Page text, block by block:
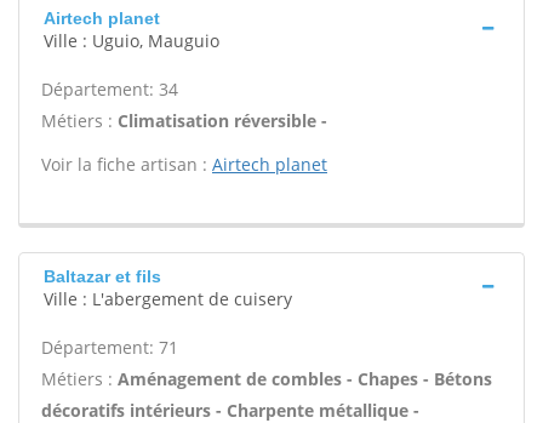
Airtech planet
Ville : Uguio, Mauguio
Département: 34
Métiers : Climatisation réversible -
Voir la fiche artisan : Airtech planet
Baltazar et fils
Ville : L'abergement de cuisery
Département: 71
Métiers : Aménagement de combles - Chapes - Bétons
décoratifs intérieurs - Charpente métallique -